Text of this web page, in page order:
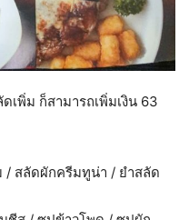
เพิ่ม ก็สามารถเพิ่มเงิน 63
/ สลัดผักครีมทูน่า / ยำสลัด